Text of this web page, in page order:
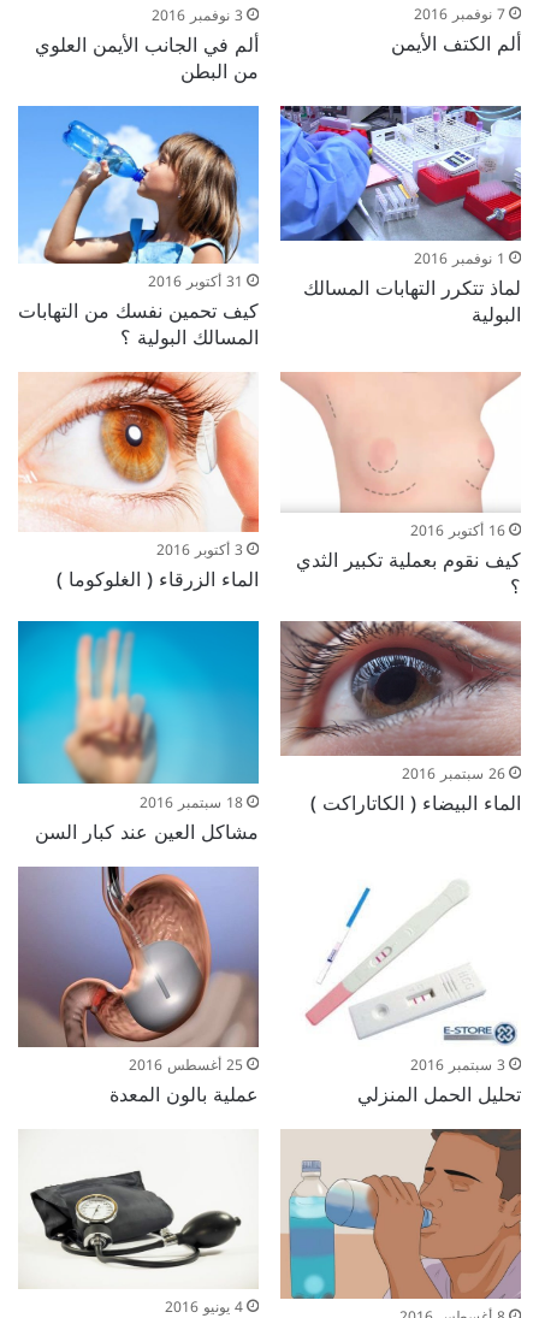
7 نوفمبر 2016
ألم الكتف الأيمن
3 نوفمبر 2016
ألم في الجانب الأيمن العلوي
من البطن
1 نوفمبر 2016
لماذ تتكرر التهابات المسالك
البولية
31 أكتوبر 2016
كيف تحمين نفسك من التهابات
المسالك البولية ؟
16 أكتوبر 2016
كيف نقوم بعملية تكبير الثدي
؟
3 أكتوبر 2016
الماء الزرقاء ( الغلوكوما )
26 سبتمبر 2016
الماء البيضاء ( الكاتاراكت ) 18 سبتمبر 2016
مشاكل العين عند كبار السن
3 سبتمبر 2016
تحليل الحمل المنزلي
25 أغسطس 2016
عملية بالون المعدة
4 يونيو 2016